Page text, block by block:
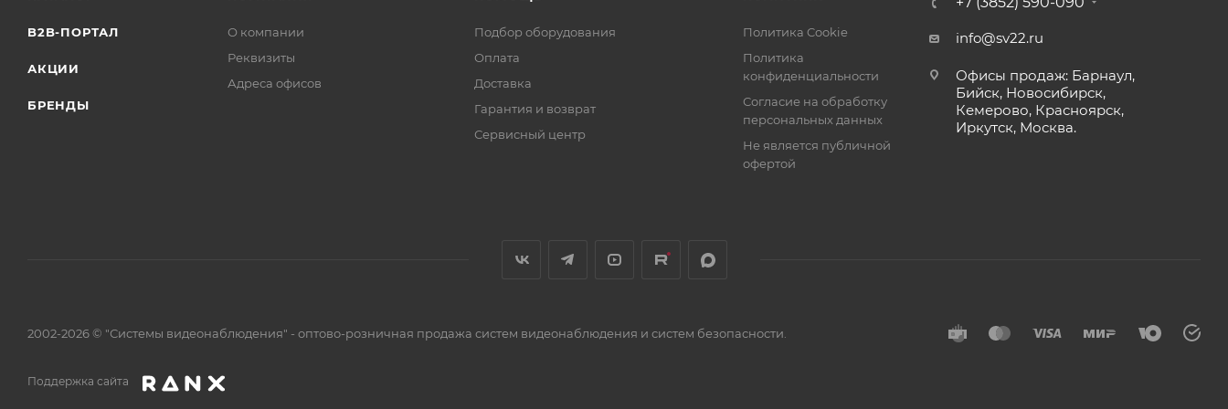
B2B-ПОРТАЛ
АКЦИИ
БРЕНДЫ
О компании
Реквизиты
Адреса офисов
Подбор оборудования
Оплата
Доставка
Гарантия и возврат
Сервисный центр
Политика Cookie
Политика
конфиденциальности
Согласие на обработку
персональных данных
Не является публичной
офертой
info@sv22.ru
Офисы продаж: Барнаул,
Бийск, Новосибирск,
Кемерово, Красноярск,
Иркутск, Москва.
2002-2026 © "Системы видеонаблюдения" - оптово-розничная продажа систем видеонаблюдения и систем безопасности.
Поддержка сайта